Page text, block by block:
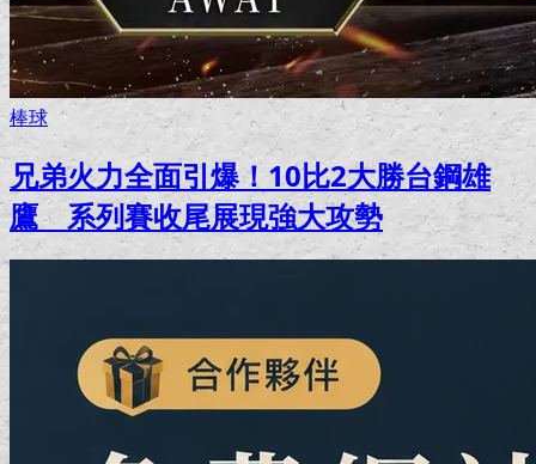
棒球
兄弟火力全面引爆！10比2大勝台鋼雄
鷹 系列賽收尾展現強大攻勢